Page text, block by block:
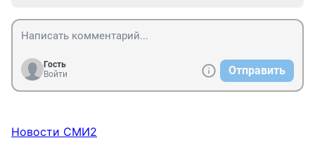
Гость
Войти
Отправить
Новости СМИ2